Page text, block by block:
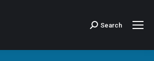
Search:
Search